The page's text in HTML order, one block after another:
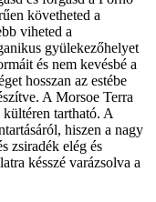
követheted a
viheted a
gyülekezőhelyet
és nem kevésbé a
hosszan az estébe
A Morsoe Terra
tartható. A
hiszen a nagy
zsiradék elég és
késszé varázsolva a